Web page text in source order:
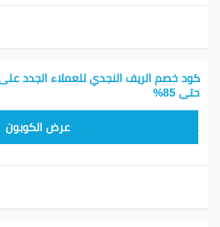
كود خصم الريف النجدي للعملاء الجدد
حتى 85%
عرض الكوبون